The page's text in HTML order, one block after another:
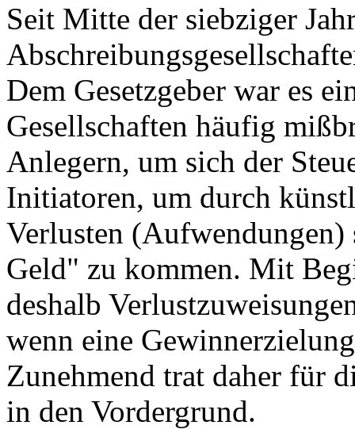
Seit Mitte der siebziger
Dem Gesetzgeber war es
Gesellschaften häufig
Anlegern, um sich der
Initiatoren, um durch
Verlusten
Geld" zu kommen. Mit
deshalb
wenn eine
Zunehmend trat daher für
in den Vordergrund.